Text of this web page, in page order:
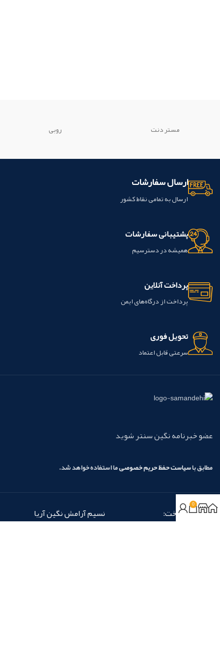
مستر دنت روبی
ارسال سفارشات
ارسال به تمامی نقاط کشور
پشتیبانی سفارشات
همیشه در دسترسیم
پرداخت آنلاین
پرداخت از درگاه‌های ایمن
تحویل فوری
سرعتی قابل اعتماد
عضو خبرنامه نگین سنتر شوید
مطابق باسیاست حفظ حریم خصوصیما استفاده خواهد شد.
روش‌های پرداخت:
نسیم آرامش نگین آریا
0